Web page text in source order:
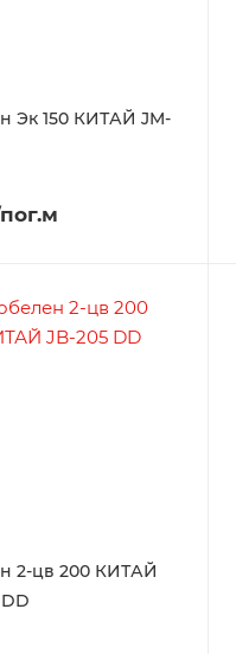
Эк 150 КИТАЙ JM-
2-цв 200 КИТАЙ